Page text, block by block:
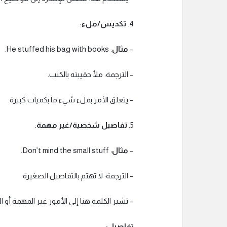
4. تكديس/ملء:
– مثال: He stuffed his bag with books.
– الترجمة: ملأ حقيبته بالكتب.
– يتعلق الأمر بملء شيء ما بكميات كبيرة.
5. تفاصيل شخصية/غير مهمة:
– مثال: Don’t mind the small stuff.
– الترجمة: لا تهتم بالتفاصيل الصغيرة.
– تشير الكلمة هنا إلى الأمور غير المهمة أو